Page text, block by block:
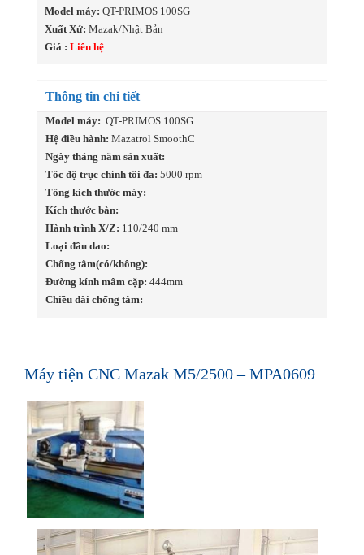
Model máy: QT-PRIMOS 100SG
Xuất Xứ: Mazak/Nhật Bản
Giá : Liên hệ
Thông tin chi tiết
Model máy: QT-PRIMOS 100SG
Hệ điều hành: Mazatrol SmoothC
Ngày tháng năm sản xuất:
Tốc độ trục chính tối đa: 5000 rpm
Tổng kích thước máy:
Kích thước bàn:
Hành trình X/Z: 110/240 mm
Loại đầu dao:
Chống tâm(có/không):
Đường kính mâm cặp: 444mm
Chiều dài chống tâm:
Máy tiện CNC Mazak M5/2500 – MPA0609